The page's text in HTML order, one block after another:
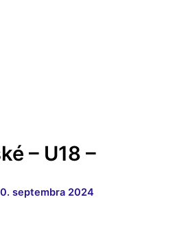
– U18 –
septembra 2024